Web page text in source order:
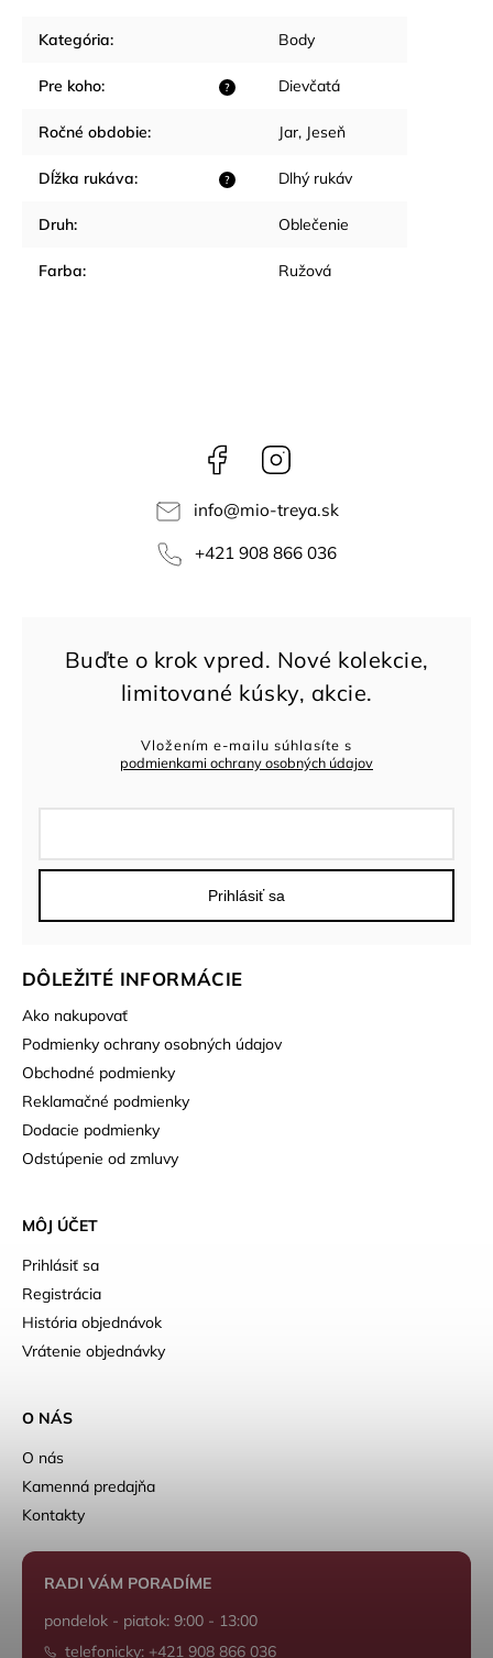
Kategória: Body
?
Pre koho: Dievčatá
Ročné obdobie: Jar, Jeseň
?
Dĺžka rukáva: Dlhý rukáv
Druh: Oblečenie
Farba: Ružová
Facebook
info@mio-treya.sk
+421 908 866 036
DÔLEŽITÉ INFORMÁCIE
Ako nakupovať
Podmienky ochrany osobných údajov
Obchodné podmienky
Reklamačné podmienky
Dodacie podmienky
Odstúpenie od zmluvy
MÔJ ÚČET
Prihlásiť sa
Registrácia
História objednávok
Vrátenie objednávky
Vložením e-mailu súhlasíte s
podmienkami ochrany osobných údajov
Prihlásiť sa
O NÁS
O nás
Kamenná predajňa
Kontakty
RADI VÁM PORADÍME
pondelok - piatok: 9:00 - 13:00
telefonicky: +421 908 866 036